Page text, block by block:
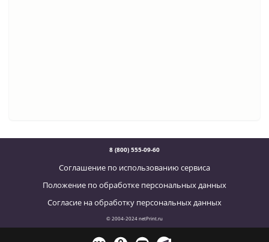
8 (800) 555-09-60
Соглашение по использованию сервиса
Положение по обработке персональных данных
Согласие на обработку персональных данных
© 2004-2024 netPrint.ru